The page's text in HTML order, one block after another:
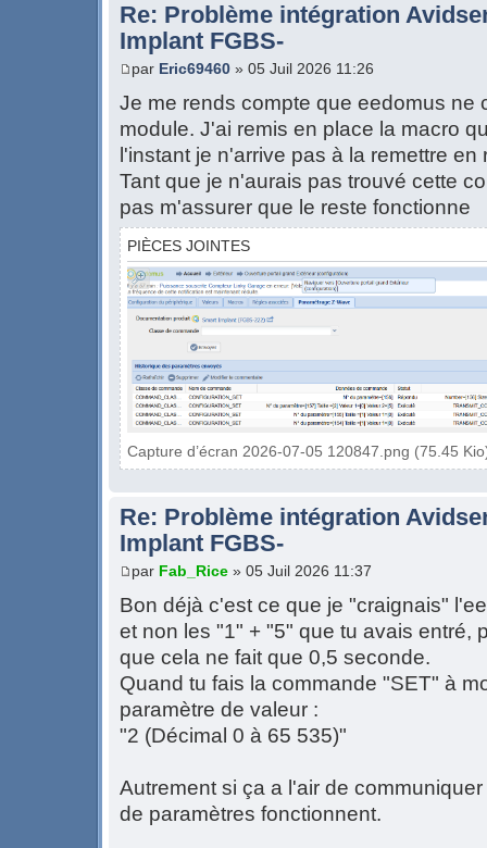
Re: Problème intégration
Implant FGBS-
par Eric69460 » 05 Juil 2026 11:26
Je me rends compte que eedomus ne
module. J'ai remis en place la macro
l'instant je n'arrive pas à la remettre en
Tant que je n'aurais pas trouvé cette
pas m'assurer que le reste fonctionne
PIÈCES JOINTES
Capture d’écran 2026-07-05 120847.png (75.45
Re: Problème intégration
Implant FGBS-
par Fab_Rice » 05 Juil 2026 11:37
Bon déjà c'est ce que je "craignais"
et non les "1" + "5" que tu avais entré,
que cela ne fait que 0,5 seconde.
Quand tu fais la commande "SET" à
paramètre de valeur :
"2 (Décimal 0 à 65 535)"
Autrement si ça a l'air de
de paramètres fonctionnent.